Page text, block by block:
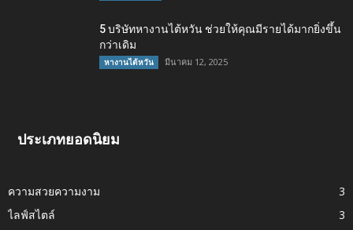
5 บริษัทหางานไต้หวัน ช่วยให้คุณมีรายได้มากยิ่งขึ้น
กว่าเดิม
หางานไต้หวัน มีนาคม 12, 2025
ประเภทยอดนิยม
ความสวยความงาม
3
ไลฟ์สไตล์
3